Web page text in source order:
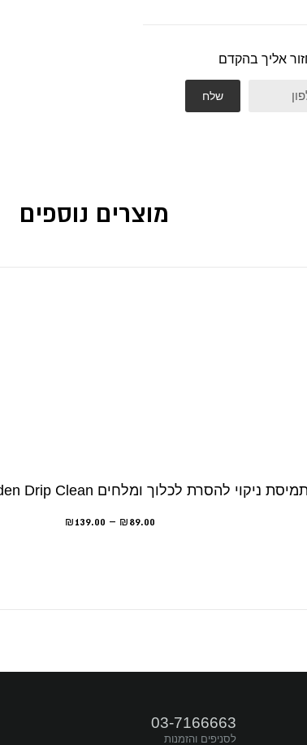
אליך בהקדם
שלח
מוצרים נוספים
תמיסת ניקוי להסרת לכלוך ומלחים House & Garden Drip Clean
₪ 89.00
–
₪ 139.00
03-7166663
לסניפים והזמנות